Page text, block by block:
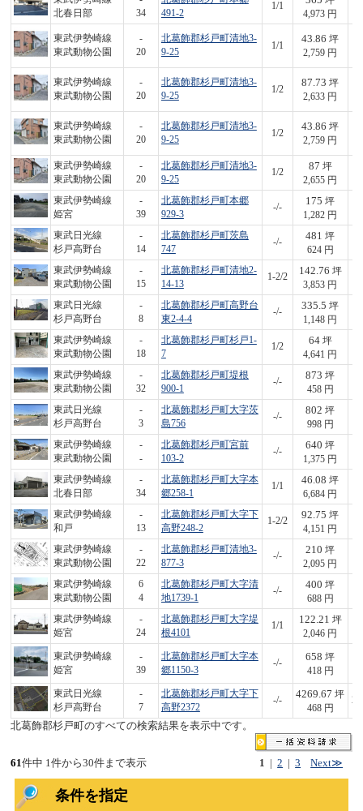
北春日部
34
491-2
1/1
4,973 円
東武伊勢崎線
東武動物公園
-
20
北葛飾郡杉戸町清地3-
9-25
1/1
43.86 坪
2,759 円
東武伊勢崎線
東武動物公園
-
20
北葛飾郡杉戸町清地3-
9-25
1/2
87.73 坪
2,633 円
東武伊勢崎線
東武動物公園
-
20
北葛飾郡杉戸町清地3-
9-25
1/2
43.86 坪
2,759 円
東武伊勢崎線
東武動物公園
-
20
北葛飾郡杉戸町清地3-
9-25
1/2
87 坪
2,655 円
東武伊勢崎線
姫宮
-
39
北葛飾郡杉戸町本郷
929-3
-/-
175 坪
1,282 円
東武日光線
杉戸高野台
-
14
北葛飾郡杉戸町茨島
747
-/-
481 坪
624 円
東武伊勢崎線
東武動物公園
-
15
北葛飾郡杉戸町清地2-
14-13
1-2/2
142.76 坪
3,853 円
東武日光線
杉戸高野台
-
8
北葛飾郡杉戸町高野台
東2-4-4
-/-
335.5 坪
1,148 円
東武伊勢崎線
東武動物公園
-
18
北葛飾郡杉戸町杉戸1-
7
1/2
64坪
4,641 円
東武伊勢崎線
東武動物公園
-
32
北葛飾郡杉戸町堤根
900-1
-/-
873 坪
458 円
東武日光線
杉戸高野台
-
3
北葛飾郡杉戸町大字茨
島756
-/-
802 坪
998 円
東武伊勢崎線
東武動物公園
-
-
北葛飾郡杉戸町宮前
103-2
-/-
640 坪
1,375 円
東武伊勢崎線
北春日部
-
34
北葛飾郡杉戸町大字本
郷258-1
1/1
46.08 坪
6,684 円
東武伊勢崎線
和戸
-
13
北葛飾郡杉戸町大字下
高野248-2
1-2/2
92.75 坪
4,151 円
東武伊勢崎線
東武動物公園
-
22
北葛飾郡杉戸町清地3-
877-3
-/-
210 坪
2,095 円
東武伊勢崎線
東武動物公園
6
4
北葛飾郡杉戸町大字清
地1739-1
-/-
400 坪
688 円
東武伊勢崎線
姫宮
-
24
北葛飾郡杉戸町大字堤
根4101
1/1
122.21 坪
2,046 円
東武伊勢崎線
姫宮
-
39
北葛飾郡杉戸町大字本
郷1150-3
-/-
658 坪
418 円
東武日光線
杉戸高野台
-
7
北葛飾郡杉戸町大字下
高野2372
-/-
4269.67 坪
468 円
北葛飾郡杉戸町のすべての検索結果を表示中です。
1 |2 |3 Next≫
61件中 1件から30件まで表示
条件を指定